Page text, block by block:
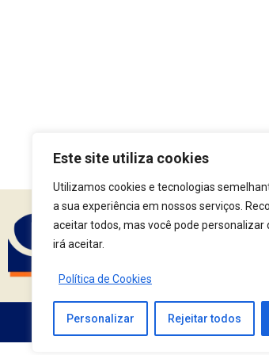
Este site utiliza cookies
Utilizamos cookies e tecnologias
a sua experiência em nossos serviços.
aceitar todos, mas você pode personalizar
irá aceitar.
Política de Cookies
Personalizar Rejeitar todos
Av. Fernando